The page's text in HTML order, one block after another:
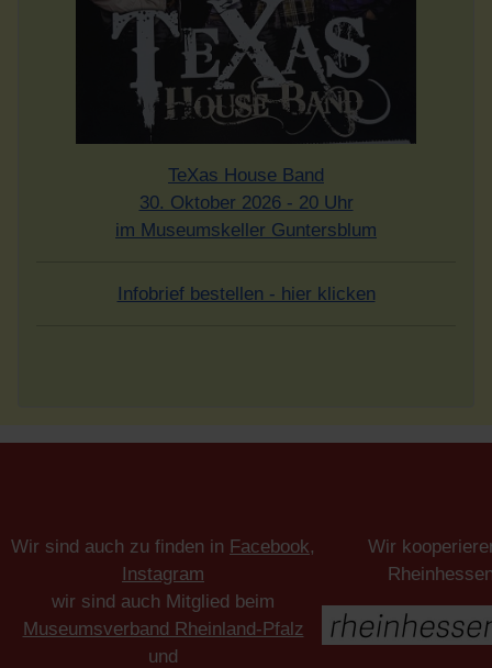
TeXas House Band
30. Oktober 2026 - 20 Uhr
im Museumskeller Guntersblum
Infobrief bestellen - hier klicken
Wir sind auch zu finden in Facebook,
Instagram
wir sind auch Mitglied beim
Museumsverband Rheinland-Pfalz
und
Wir